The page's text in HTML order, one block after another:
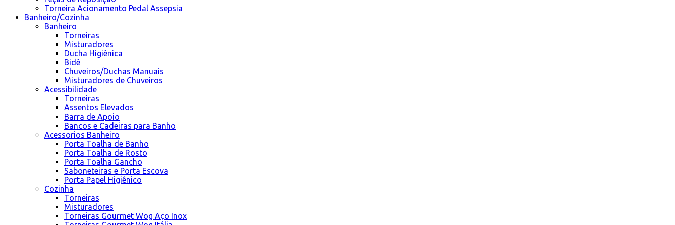
Torneira Acionamento Pedal Assepsia
Banheiro/Cozinha
Banheiro
Torneiras
Misturadores
Ducha Higiênica
Bidê
Chuveiros/Duchas Manuais
Misturadores de Chuveiros
Acessibilidade
Torneiras
Assentos Elevados
Barra de Apoio
Bancos e Cadeiras para Banho
Acessorios Banheiro
Porta Toalha de Banho
Porta Toalha de Rosto
Porta Toalha Gancho
Saboneteiras e Porta Escova
Porta Papel Higiênico
Cozinha
Torneiras
Misturadores
Torneiras Gourmet Wog Aço Inox